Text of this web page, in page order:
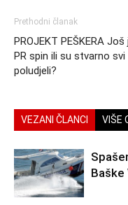
Prethodni članak
PROJEKT PEŠKERA Još
PR spin ili su stvarno svi
poludjeli?
VEZANI ČLANCI VIŠE
Baške